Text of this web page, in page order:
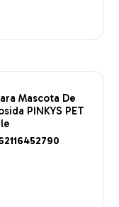
Mascota De
PINKYS PET